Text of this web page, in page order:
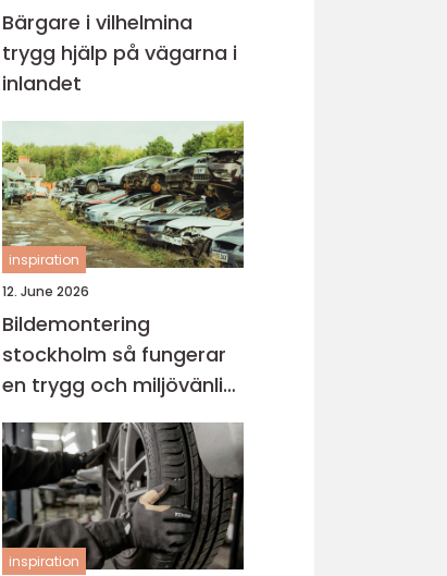
Bärgare i vilhelmina
trygg hjälp på vägarna i
inlandet
inspiration
12. June 2026
Bildemontering
stockholm så fungerar
en trygg och miljövänlig
bilskrot
inspiration